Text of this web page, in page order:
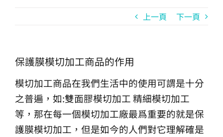
消費性產品
矽膠客製
生產製造
上一頁 下一頁
保護膜模切加工商品的作用
模切加工商品在我們生活中的使用可謂是十分
之普遍，如:雙面膠模切加工 精細模切加工
等，那在每一個模切加工廠最爲重要的就是保
護膜模切加工，但是如今的人們對它理解確是